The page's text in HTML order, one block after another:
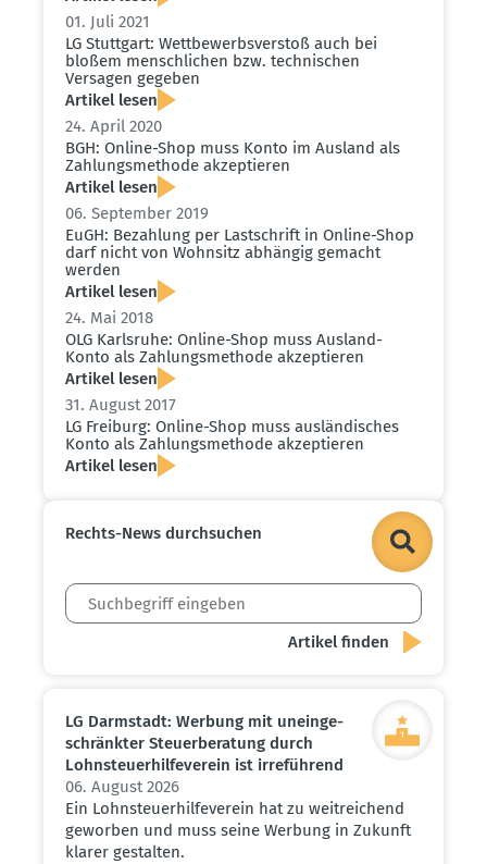
01. Juli 2021
LG Stuttgart: Wettbe­werbs­verstoß auch bei
bloßem mensch­lichen bzw. techni­schen
Versagen gegeben
Artikel lesen
24. April 2020
BGH: Online-Shop muss Konto im Ausland als
Zahlungs­me­thode akzep­tieren
Artikel lesen
06. September 2019
EuGH: Bezahlung per Lastschrift in Online-Shop
darf nicht von Wohnsitz abhängig gemacht
werden
Artikel lesen
24. Mai 2018
OLG Karlsruhe: Online-Shop muss Ausland-
Konto als Zahlungs­me­thode akzep­tieren
Artikel lesen
31. August 2017
LG Freiburg: Online-Shop muss auslän­di­sches
Konto als Zahlungs­me­thode akzep­tieren
Artikel lesen
Rechts-News durch­suchen
LG Darmstadt: Werbung mit unein­ge­
schränkter Steuer­be­ratung durch
Lohnsteu­er­hil­fe­verein ist irreführend
06. August 2026
Ein Lohnsteuerhilfeverein hat zu weitreichend
geworben und muss seine Werbung in Zukunft
klarer gestalten.